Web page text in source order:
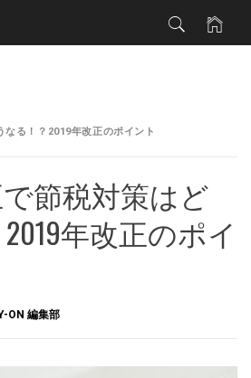
なる！？2019年改正のポイント
節税対策はど
年改正のポイ
ON 編集部